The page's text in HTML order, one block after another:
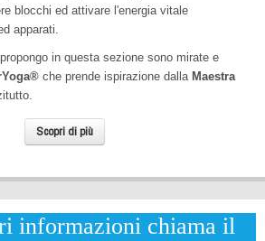
blocchi ed attivare l'energia vitale
apparati.
in questa sezione sono mirate e
che prende ispirazione dalla Maestra
Scopri di più
informazioni chiama il